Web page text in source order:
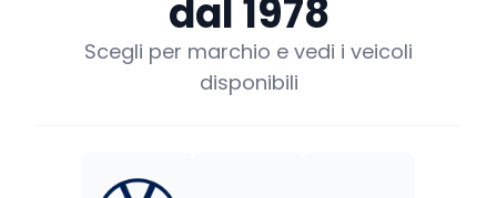
dal 1978
Scegli per marchio e vedi i veicoli
disponibili